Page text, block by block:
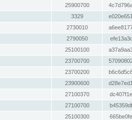
25900700
3329
2730010
2790050
25100100
23700700
23700200
23900600
27100370
27100700
25100300